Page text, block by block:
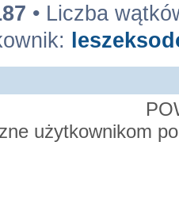
• Liczba
użytkownikom